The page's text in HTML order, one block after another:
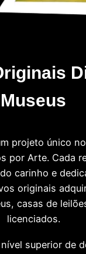
Museus
projeto único
por Arte. Cada
carinho e
originais
casas de
licenciados.
superior de